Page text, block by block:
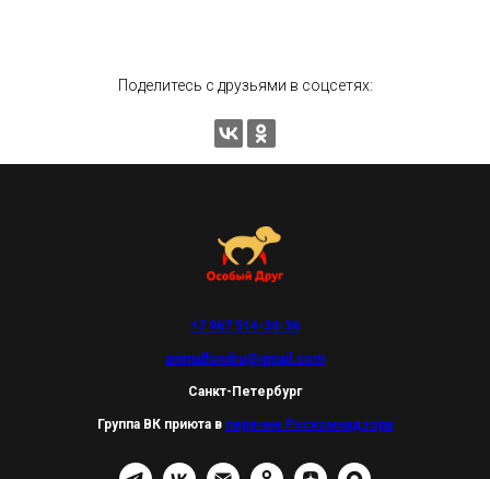
Поделитесь с друзьями в соцсетях:
+7 967 514-34-36
animalfondru@gmail.com
Санкт-Петербург
Группа ВК приюта в перечне Роскомнадзора